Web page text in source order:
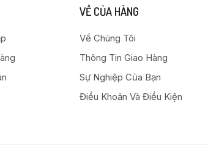
VỀ CỦA HÀNG
Về Chúng Tôi
Thông Tin Giao Hàng
Sự Nghiệp Của Bạn
Điều Khoản Và Điều Kiện